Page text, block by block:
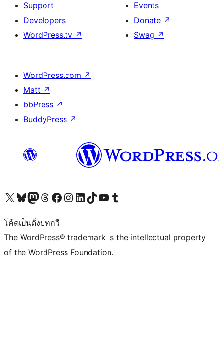
Support
Developers
WordPress.tv ↗
Events
Donate ↗
Swag ↗
WordPress.com ↗
Matt ↗
bbPress ↗
BuddyPress ↗
Visit our X (formerly Twitter) account
Visit our Bluesky account
Visit our Mastodon account
Visit our Threads account
Visit our Facebook page
Visit our Instagram account
Visit our LinkedIn account
Visit our TikTok account
Visit our YouTube channel
Visit our Tumblr account
โค้ดเป็นดั่งบทกวี
The WordPress® trademark is the intellectual property
of the WordPress Foundation.